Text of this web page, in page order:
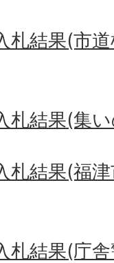
札結果(市
札結果(集
札結果(福
札結果(庁